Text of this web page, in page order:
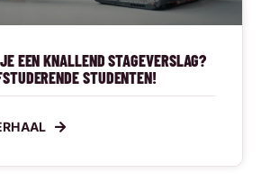
EEN KNALLEND STAGEVERSLAG?
STUDENTEN!